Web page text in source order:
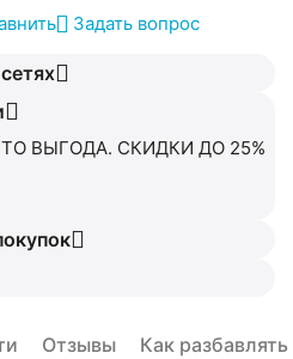
Задать вопрос
ВЫГОДА. СКИДКИ ДО 25%
Отзывы Как